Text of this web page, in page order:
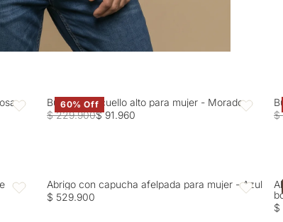
Favoritos 60% Off Favoritos
Buzo tejido cuello alto para mujer - Morado
$ 229.900$ 91.960
$
Favoritos Favoritos
Abrigo con capucha afelpada para mujer - Azul
$ 529.900
$